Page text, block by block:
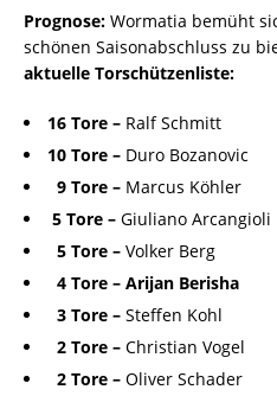
Prognose: Wormatia bemüht
schönen Saisonabschluss zu
aktuelle Torschützenliste:
16 Tore – Ralf Schmitt
10 Tore – Duro Bozanovic
9 Tore – Marcus Köhler
5 Tore – Giuliano Arcangioli
5 Tore – Volker Berg
4 Tore – Arijan Berisha
3 Tore – Steffen Kohl
2 Tore – Christian Vogel
2 Tore – Oliver Schader